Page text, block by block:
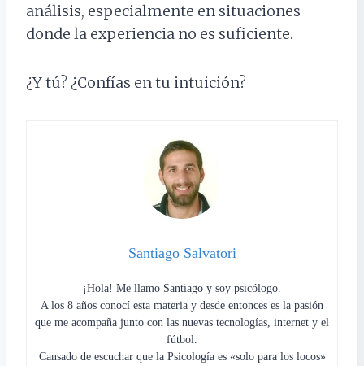
análisis, especialmente en situaciones
donde la experiencia no es suficiente.
¿Y tú? ¿Confías en tu intuición?
Santiago Salvatori
¡Hola! Me llamo Santiago y soy psicólogo.
A los 8 años conocí esta materia y desde entonces es la pasión
que me acompaña junto con las nuevas tecnologías, internet y el
fútbol.
Cansado de escuchar que la Psicología es «solo para los locos»